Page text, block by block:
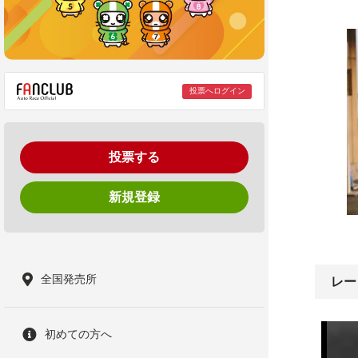
投票へログイン
投票する
新規登録
全国発売所
初めての方へ
レ